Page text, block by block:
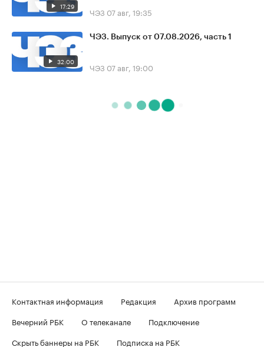
17:29 ЧЭЗ 07 авг, 19:35
32:00
ЧЭЗ. Выпуск от 07.08.2026, часть 1
ЧЭЗ 07 авг, 19:00
Контактная информация Редакция
Архив программ
Вечерний РБК
О телеканале
Подключение
Скрыть баннеры на РБК
Подписка на РБК